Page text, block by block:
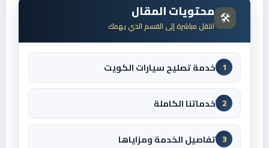
🛠️ محتويات المقال
انتقل مباشرة إلى القسم الذي يهمك
1 خدمة تصليح سيارات الكويت
2 خدماتنا الكاملة
3 تفاصيل الخدمة ومزاياها